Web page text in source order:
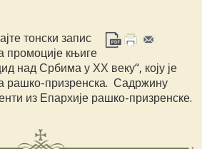
тонски запис
промоције књиге
над Србима у ХХ веку“, коју је
рашко-призренска. Садржину
из Епархије рашко-призренске.